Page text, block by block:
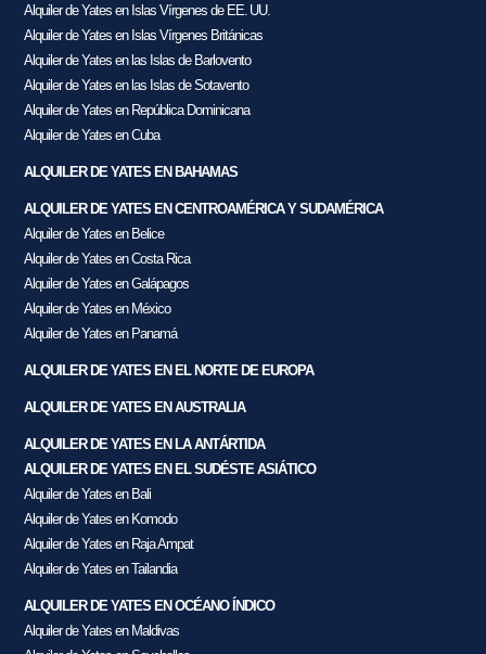
Alquiler de Yates en Islas Vírgenes de EE. UU.
Alquiler de Yates en Islas Vírgenes Británicas
Alquiler de Yates en las Islas de Barlovento
Alquiler de Yates en las Islas de Sotavento
Alquiler de Yates en República Dominicana
Alquiler de Yates en Cuba
ALQUILER DE YATES EN BAHAMAS
ALQUILER DE YATES EN CENTROAMÉRICA Y SUDAMÉRICA
Alquiler de Yates en Belice
Alquiler de Yates en Costa Rica
Alquiler de Yates en Galápagos
Alquiler de Yates en México
Alquiler de Yates en Panamá
ALQUILER DE YATES EN EL NORTE DE EUROPA
ALQUILER DE YATES EN AUSTRALIA
ALQUILER DE YATES EN LA ANTÁRTIDA
ALQUILER DE YATES EN EL SUDÉSTE ASIÁTICO
Alquiler de Yates en Bali
Alquiler de Yates en Komodo
Alquiler de Yates en Raja Ampat
Alquiler de Yates en Tailandia
ALQUILER DE YATES EN OCÉANO ÍNDICO
Alquiler de Yates en Maldivas